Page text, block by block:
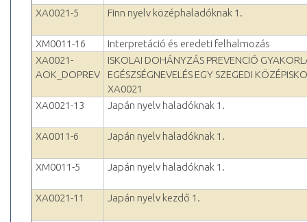
XA0021-5 Finn nyelv középhaladóknak 1.
XM0011-16
Interpretáció és eredeti felhalmozás
XA0021-
AOK_DOPREV
ISKOLAI DOHÁNYZÁS PREVENCIÓ
EGÉSZSÉGNEVELÉS EGY SZEGEDI
XA0021
XA0021-13
Japán nyelv haladóknak 1.
XA0011-6 Japán nyelv haladóknak 1.
XM0011-5 Japán nyelv haladóknak 1.
XA0021-11 Japán nyelv kezdő 1.